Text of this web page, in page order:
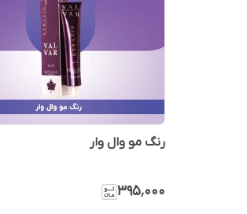
رنگ مو وال وار
۳۹۵٬۰۰۰